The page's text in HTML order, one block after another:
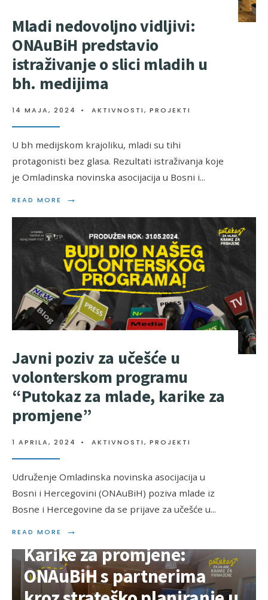
Mladi nedovoljno vidljivi:
ONAuBiH predstavio
istraživanje o slici mladih u
bh. medijima
14 MAJA, 2024 • AKTIVNOSTI, PROJEKTI
U bh medijskom krajoliku, mladi su tihi
protagonisti bez glasa. Rezultati istraživanja koje
je Omladinska novinska asocijacija u Bosni i...
READ MORE →
Javni poziv za učešće u
volonterskom programu
“Putokaz za mlade, karike za
promjene”
1 APRILA, 2024 • AKTIVNOSTI, PROJEKTI
Udruženje Omladinska novinska asocijacija u
Bosni i Hercegovini (ONAuBiH) poziva mlade iz
Bosne i Hercegovine da se prijave za učešće u...
READ MORE →
Karike za promjene:
ONAuBiH s partnerima